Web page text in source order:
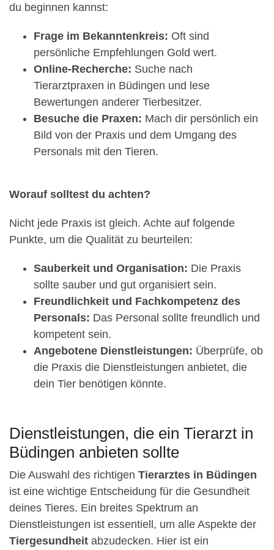
du beginnen kannst:
Frage im Bekanntenkreis: Oft sind
persönliche Empfehlungen Gold wert.
Online-Recherche: Suche nach
Tierarztpraxen in Büdingen und lese
Bewertungen anderer Tierbesitzer.
Besuche die Praxen: Mach dir persönlich ein
Bild von der Praxis und dem Umgang des
Personals mit den Tieren.
Worauf solltest du achten?
Nicht jede Praxis ist gleich. Achte auf folgende
Punkte, um die Qualität zu beurteilen:
Sauberkeit und Organisation: Die Praxis
sollte sauber und gut organisiert sein.
Freundlichkeit und Fachkompetenz des
Personals: Das Personal sollte freundlich und
kompetent sein.
Angebotene Dienstleistungen: Überprüfe, ob
die Praxis die Dienstleistungen anbietet, die
dein Tier benötigen könnte.
Dienstleistungen, die ein Tierarzt in
Büdingen anbieten sollte
Die Auswahl des richtigen Tierarztes in Büdingen
ist eine wichtige Entscheidung für die Gesundheit
deines Tieres. Ein breites Spektrum an
Dienstleistungen ist essentiell, um alle Aspekte der
Tiergesundheit abzudecken. Hier ist ein